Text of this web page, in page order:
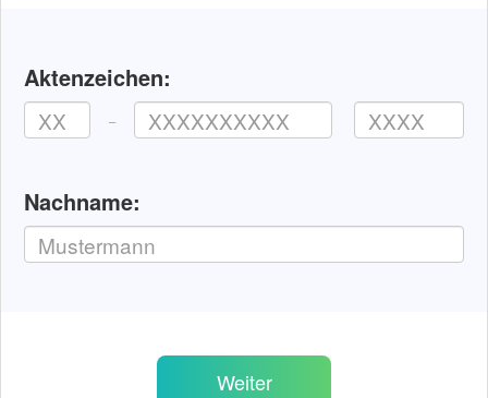
Aktenzeichen:
−
Nachname:
Weiter